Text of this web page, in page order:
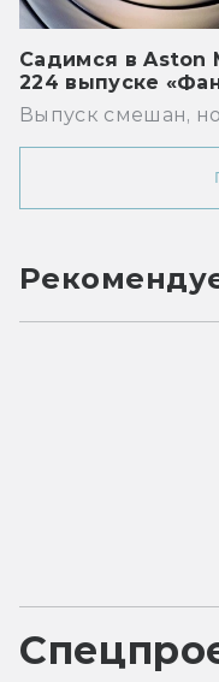
Садимся в Aston
224 выпуске
Выпуск смешан,